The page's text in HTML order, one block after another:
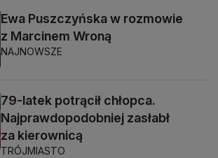
Ewa Puszczyńska w rozmowie
z Marcinem Wroną
NAJNOWSZE
79-latek potrącił chłopca.
Najprawdopodobniej zasłabł
za kierownicą
TRÓJMIASTO